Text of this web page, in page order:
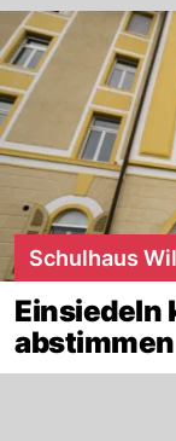
Schulhaus
Einsiedeln
abstimmen